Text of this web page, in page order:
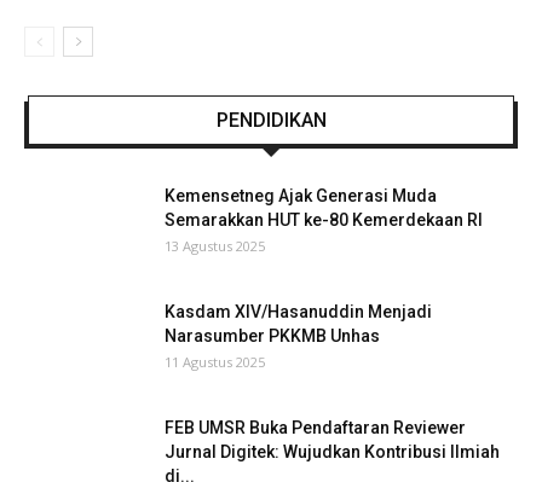
PENDIDIKAN
Kemensetneg Ajak Generasi Muda
Semarakkan HUT ke-80 Kemerdekaan RI
13 Agustus 2025
Kasdam XIV/Hasanuddin Menjadi
Narasumber PKKMB Unhas
11 Agustus 2025
FEB UMSR Buka Pendaftaran Reviewer
Jurnal Digitek: Wujudkan Kontribusi Ilmiah
di...